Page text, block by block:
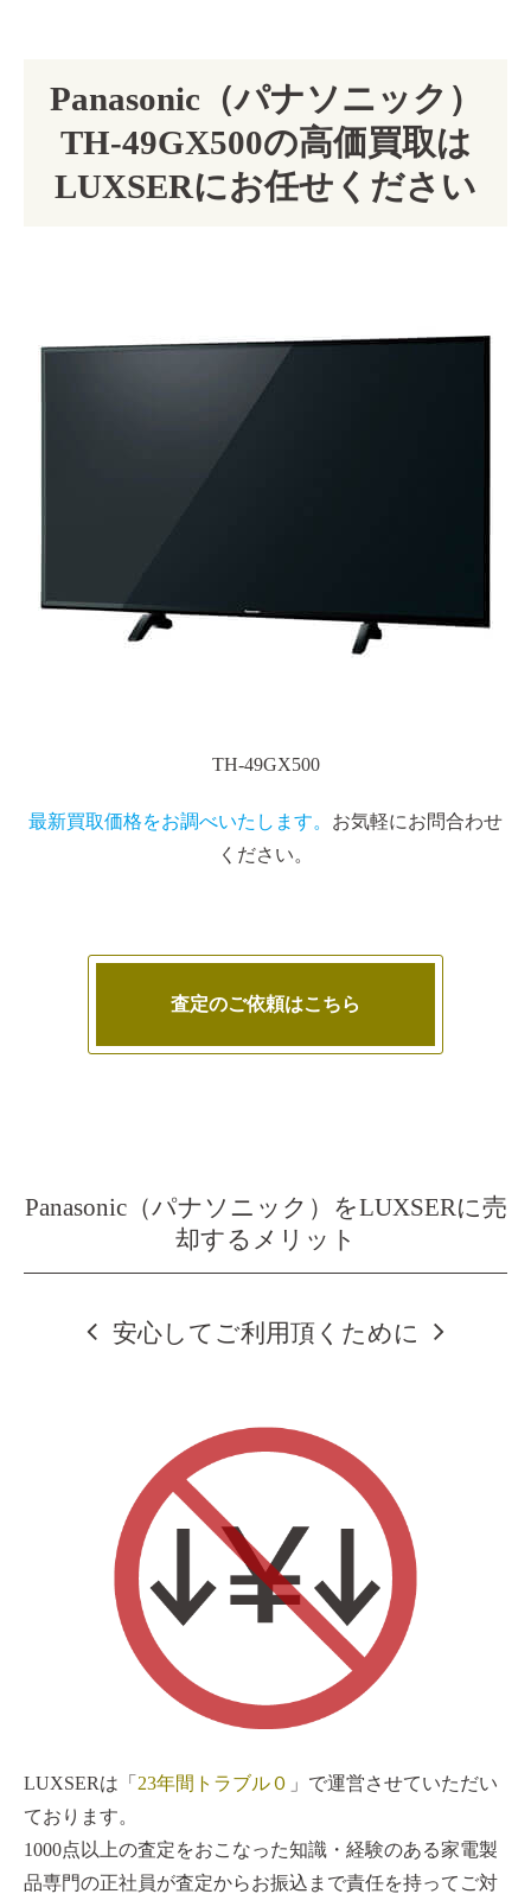
Panasonic（パナソニック）
TH-49GX500の高価買取は
LUXSERにお任せください
TH-49GX500
最新買取価格をお調べいたします。 お気軽にお問合わせ
ください。
査定のご依頼はこちら
Panasonic（パナソニック）をLUXSERに売
却するメリット
安心してご利用頂くために
LUXSERは「 23年間トラブル０ 」で運営させていただい
ております。
1000点以上の査定をおこなった知識・経験のある家電製
品専門の正社員が査定からお振込まで責任を持ってご対